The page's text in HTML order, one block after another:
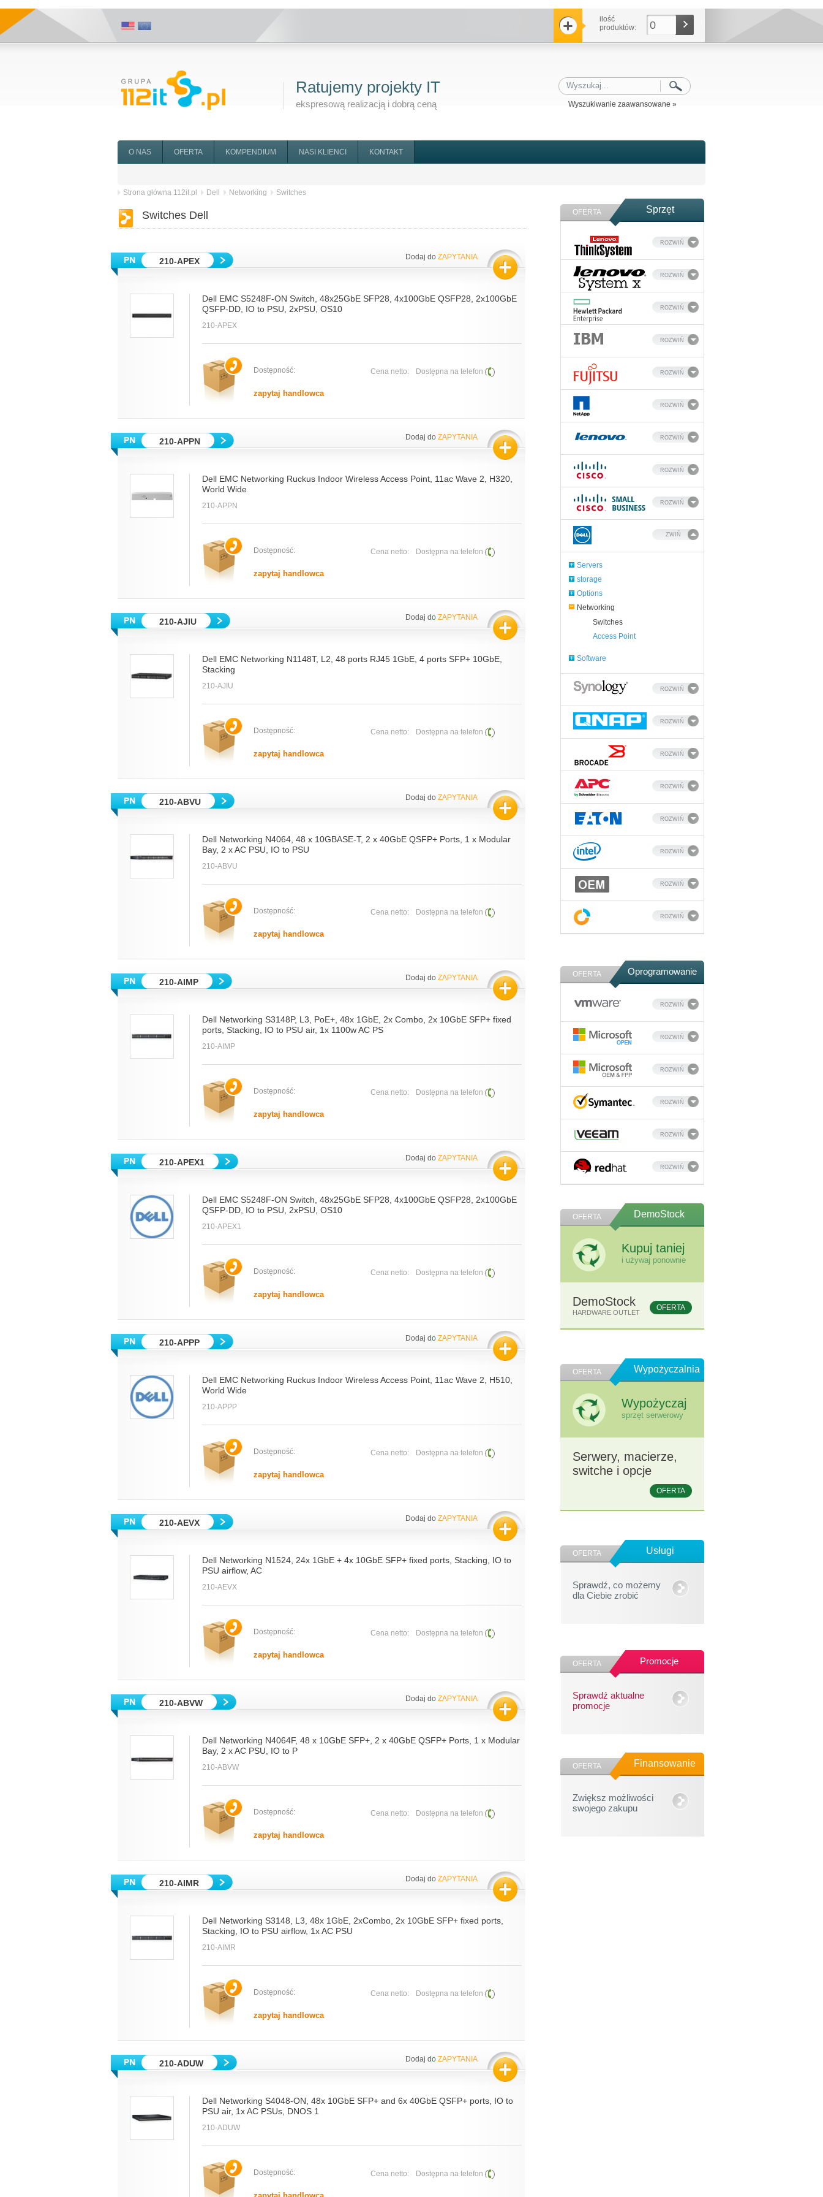
ilość
produktów:
0
Ratujemy projekty IT
ekspresową realizacją i dobrą ceną Wyszukiwanie zaawansowane »
O NAS OFERTA KOMPENDIUM NASI KLIENCI KONTAKT
OFERTA Sprzęt
ROZWIŃ
ROZWIŃ
ROZWIŃ
ROZWIŃ
ROZWIŃ
ROZWIŃ
ROZWIŃ
ROZWIŃ
ROZWIŃ
ZWIŃ
Servers
storage
Options
Networking
Switches
Access Point
Software
ROZWIŃ
ROZWIŃ
ROZWIŃ
ROZWIŃ
ROZWIŃ
ROZWIŃ
ROZWIŃ
ROZWIŃ
OFERTA Oprogramowanie
ROZWIŃ
ROZWIŃ
ROZWIŃ
ROZWIŃ
ROZWIŃ
ROZWIŃ
OFERTA DemoStock
Kupuj taniej
i używaj ponownie
DemoStock OFERTA
HARDWARE OUTLET
OFERTA Wypożyczalnia
Wypożyczaj
sprzęt serwerowy
Serwery, macierze,
switche i opcje
OFERTA
OFERTA Usługi
Sprawdź, co możemy
dla Ciebie zrobić
OFERTA Promocje
Sprawdź aktualne
promocje
OFERTA Finansowanie
Zwiększ możliwości
swojego zakupu
Strona główna 112it.pl Dell Networking Switches
Switches Dell
210-APEX Dodaj do ZAPYTANIA
Dell EMC S5248F-ON Switch, 48x25GbE SFP28, 4x100GbE QSFP28, 2x100GbE
QSFP-DD, IO to PSU, 2xPSU, OS10
210-APEX
Dostępność:
zapytaj handlowca
Cena netto: Dostępna na telefon
210-APPN Dodaj do ZAPYTANIA
Dell EMC Networking Ruckus Indoor Wireless Access Point, 11ac Wave 2, H320,
World Wide
210-APPN
Dostępność:
zapytaj handlowca
Cena netto: Dostępna na telefon
210-AJIU Dodaj do ZAPYTANIA
Dell EMC Networking N1148T, L2, 48 ports RJ45 1GbE, 4 ports SFP+ 10GbE,
Stacking
210-AJIU
Dostępność:
zapytaj handlowca
Cena netto: Dostępna na telefon
210-ABVU Dodaj do ZAPYTANIA
Dell Networking N4064, 48 x 10GBASE-T, 2 x 40GbE QSFP+ Ports, 1 x Modular
Bay, 2 x AC PSU, IO to PSU
210-ABVU
Dostępność:
zapytaj handlowca
Cena netto: Dostępna na telefon
210-AIMP Dodaj do ZAPYTANIA
Dell Networking S3148P, L3, PoE+, 48x 1GbE, 2x Combo, 2x 10GbE SFP+ fixed
ports, Stacking, IO to PSU air, 1x 1100w AC PS
210-AIMP
Dostępność:
zapytaj handlowca
Cena netto: Dostępna na telefon
210-APEX1 Dodaj do ZAPYTANIA
Dell EMC S5248F-ON Switch, 48x25GbE SFP28, 4x100GbE QSFP28, 2x100GbE
QSFP-DD, IO to PSU, 2xPSU, OS10
210-APEX1
Dostępność:
zapytaj handlowca
Cena netto: Dostępna na telefon
210-APPP Dodaj do ZAPYTANIA
Dell EMC Networking Ruckus Indoor Wireless Access Point, 11ac Wave 2, H510,
World Wide
210-APPP
Dostępność:
zapytaj handlowca
Cena netto: Dostępna na telefon
210-AEVX Dodaj do ZAPYTANIA
Dell Networking N1524, 24x 1GbE + 4x 10GbE SFP+ fixed ports, Stacking, IO to
PSU airflow, AC
210-AEVX
Dostępność:
zapytaj handlowca
Cena netto: Dostępna na telefon
210-ABVW Dodaj do ZAPYTANIA
Dell Networking N4064F, 48 x 10GbE SFP+, 2 x 40GbE QSFP+ Ports, 1 x Modular
Bay, 2 x AC PSU, IO to P
210-ABVW
Dostępność:
zapytaj handlowca
Cena netto: Dostępna na telefon
210-AIMR Dodaj do ZAPYTANIA
Dell Networking S3148, L3, 48x 1GbE, 2xCombo, 2x 10GbE SFP+ fixed ports,
Stacking, IO to PSU airflow, 1x AC PSU
210-AIMR
Dostępność:
zapytaj handlowca
Cena netto: Dostępna na telefon
210-ADUW Dodaj do ZAPYTANIA
Dell Networking S4048-ON, 48x 10GbE SFP+ and 6x 40GbE QSFP+ ports, IO to
PSU air, 1x AC PSUs, DNOS 1
210-ADUW
Dostępność: Cena netto: Dostępna na telefon